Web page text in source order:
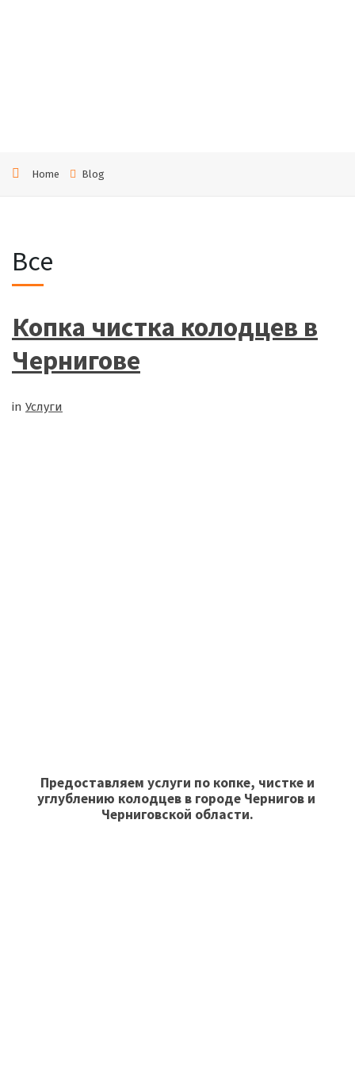
Home Blog
Все
Копка чистка колодцев в
Чернигове
in Услуги
Предоставляем услуги по копке, чистке и
углублению колодцев в городе Чернигов и
Черниговской области.